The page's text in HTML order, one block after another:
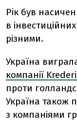
Рік був
в
різними.
Україна
компанії
проти
Україна також
з компаніями